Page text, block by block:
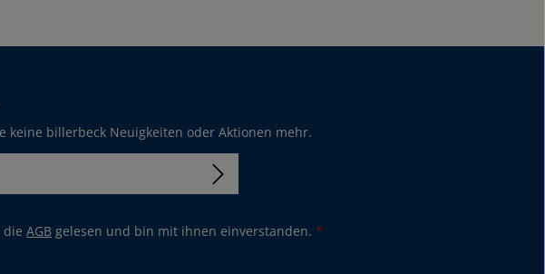
keine billerbeck Neuigkeiten oder Aktionen mehr.
die AGB gelesen und bin mit ihnen einverstanden. *